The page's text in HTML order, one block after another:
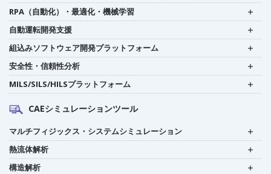
RPA（自動化）・最適化・機械学習
自動運転開発支援
組込みソフトウェア開発プラットフォーム
安全性・信頼性分析
MILS/SILS/HILSプラットフォーム
CAEシミュレーションツール
マルチフィジックス・システムシミュレーション
熱流体解析
構造解析